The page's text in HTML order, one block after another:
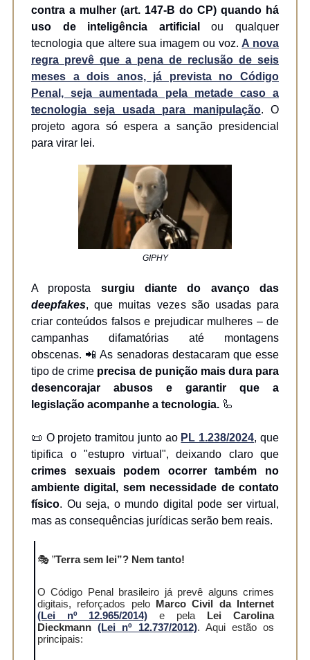
contra a mulher (art. 147-B do CP) quando há
uso de inteligência artificial
ou qualquer
tecnologia que altere sua imagem ou voz. A nova
regra prevê que a pena de reclusão de seis
meses a dois anos, já prevista no Código
Penal, seja aumentada pela metade caso a
tecnologia seja usada para manipulação. O
projeto agora só espera a sanção presidencial
para virar lei.
GIPHY
A proposta surgiu diante do avanço das
deepfakes, que muitas vezes são usadas para
criar conteúdos falsos e prejudicar mulheres – de
campanhas difamatórias até montagens
obscenas. 📲 As senadoras destacaram que esse
tipo de crime precisa de punição mais dura para
desencorajar abusos e garantir que a
legislação acompanhe a tecnologia. 🦾
📜 O projeto tramitou junto ao PL 1.238/2024, que
tipifica o "estupro virtual", deixando claro que
crimes sexuais podem ocorrer também no
ambiente digital, sem necessidade de contato
físico. Ou seja, o mundo digital pode ser virtual,
mas as consequências jurídicas serão bem reais.
🎭 ”Terra sem lei”? Nem tanto!
O Código Penal brasileiro já prevê alguns crimes
digitais, reforçados pelo Marco Civil da Internet
(Lei nº 12.965/2014) e pela Lei Carolina
Dieckmann(Lei nº 12.737/2012). Aqui estão os
principais: